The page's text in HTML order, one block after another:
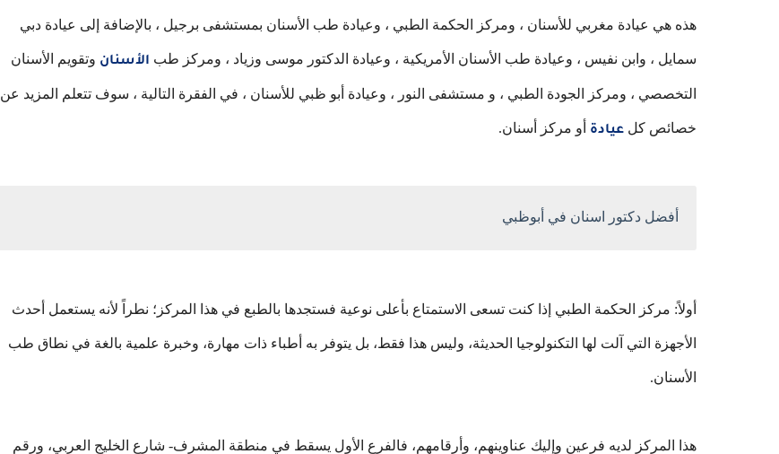
هذه هي عيادة مغربي للأسنان ، ومركز الحكمة الطبي ، وعيادة طب الأسنان بمستشفى برجيل ، بالإضافة إلى عيادة دبي
سمايل ، وابن نفيس ، وعيادة طب الأسنان الأمريكية ، وعيادة الدكتور موسى وزياد ، ومركز طب الأسنان وتقويم الأسنان
التخصصي ، ومركز الجودة الطبي ، و مستشفى النور ، وعيادة أبو ظبي للأسنان ، في الفقرة التالية ، سوف تتعلم المزيد عن
خصائص كل عيادة أو مركز أسنان.
أفضل دكتور اسنان في أبوظبي
أولاً: مركز الحكمة الطبي إذا كنت تسعى الاستمتاع بأعلى نوعية فستجدها بالطبع في هذا المركز؛ نطراً لأنه يستعمل أحدث
الأجهزة التي آلت لها التكنولوجيا الحديثة، وليس هذا فقط، بل يتوفر به أطباء ذات مهارة، وخبرة علمية بالغة في نطاق طب
الأسنان.
هذا المركز لديه فرعين وإليك عناوينهم، وأرقامهم، فالفرع الأول يسقط في منطقة المشرف- شارع الخليج العربي، ورقم